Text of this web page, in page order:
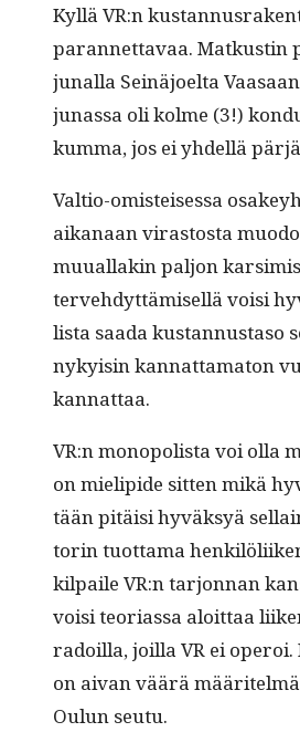
Kyl­lä VR:n
paran­net­tavaa. Matkustin
ju­nal­la Seinäjoelta
junas­sa oli kolme (3!)
kum­ma, jos ei yhdel­lä
Val­tio-omis­teises­sa
aikanaan viras­tos­ta
muual­lakin paljon
ter­ve­hdyt­tämisel­lä voisi
lista saa­da kus­tan­nus­ta­so
nyky­isin kan­nat­tam­a­ton
kannattaa.
VR:n monop­o­lista voi olla
on mielipi­de sit­ten mikä
tään pitäisi hyväksyä
torin tuot­ta­ma
kil­paile VR:n tar­jon­nan
voisi teo­ri­as­sa aloit­taa
radoil­la, joil­la VR ei
on aivan väärä
Oulun seutu.